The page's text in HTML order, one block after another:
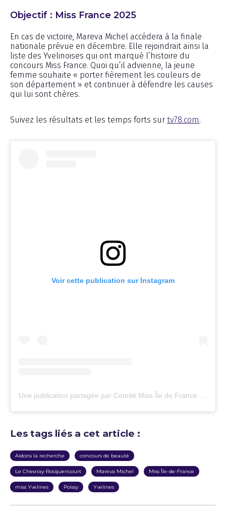
Objectif : Miss France 2025
En cas de victoire, Mareva Michel accédera à la finale
nationale prévue en décembre. Elle rejoindrait ainsi la
liste des Yvelinoises qui ont marqué l’histoire du
concours Miss France. Quoi qu’il advienne, la jeune
femme souhaite « porter fièrement les couleurs de
son département » et continuer à défendre les causes
qui lui sont chères.
Suivez les résultats et les temps forts sur tv78.com.
Voir cette publication sur Instagram
Les tags liés a cet article :
Aidons la recherche concours de beauté
Le Chesnay-Rocquencourt Mareva Michel Miss Île-de-France
miss Yvelines Poissy Yvelines